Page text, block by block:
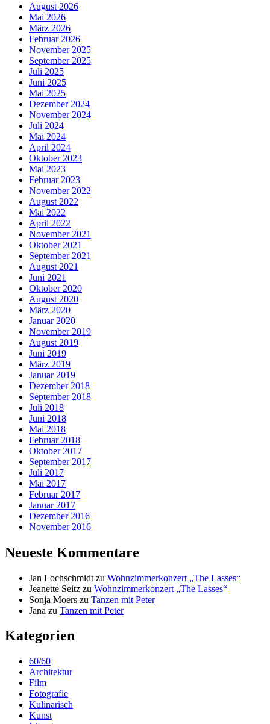
August 2026
Mai 2026
März 2026
Februar 2026
November 2025
September 2025
Juli 2025
Juni 2025
Mai 2025
Dezember 2024
November 2024
Juli 2024
Mai 2024
April 2024
Oktober 2023
Mai 2023
Februar 2023
November 2022
August 2022
Mai 2022
April 2022
November 2021
Oktober 2021
September 2021
August 2021
Juni 2021
Oktober 2020
August 2020
März 2020
Januar 2020
November 2019
August 2019
Juni 2019
März 2019
Januar 2019
Dezember 2018
September 2018
Juli 2018
Juni 2018
Mai 2018
Februar 2018
Oktober 2017
September 2017
Juli 2017
Mai 2017
Februar 2017
Januar 2017
Dezember 2016
November 2016
Neueste Kommentare
Jan Lochschmidt zu Wohnzimmerkonzert „The Lasses“
Jeanette Seitz zu Wohnzimmerkonzert „The Lasses“
Sonja Moers zu Tanzen mit Peter
Jana zu Tanzen mit Peter
Kategorien
60/60
Architektur
Film
Fotografie
Kulinarisch
Kunst